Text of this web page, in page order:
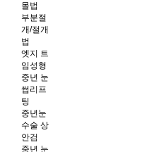
몰법
부분절
개/절개
법
엣지 트
임성형
중년 눈
썹리프
팅
중년눈
수술 상
안검
중년 눈